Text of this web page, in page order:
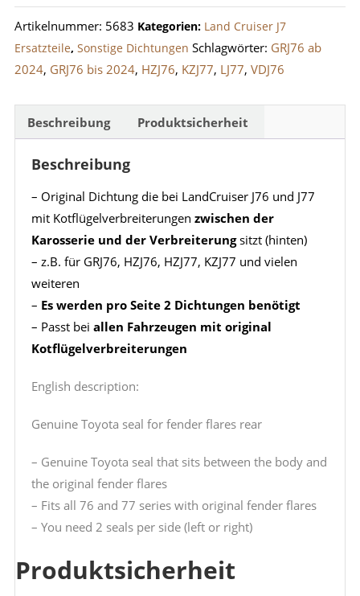
hinten
J76
/
J77
Artikelnummer: 5683 Kategorien: Land Cruiser J7
Ersatzteile, Sonstige Dichtungen Schlagwörter: GRJ76 ab
2024, GRJ76 bis 2024, HZJ76, KZJ77, LJ77, VDJ76
Beschreibung Produktsicherheit
Beschreibung
– Original Dichtung die bei LandCruiser J76 und J77
mit Kotflügelverbreiterungen zwischen der
Karosserie und der Verbreiterungsitzt (hinten)
– z.B. für GRJ76, HZJ76, HZJ77, KZJ77 und vielen
weiteren
– Es werden pro Seite 2 Dichtungen benötigt
– Passt bei allen Fahrzeugen mit original
Kotflügelverbreiterungen
English description:
Genuine Toyota seal for fender flares rear
– Genuine Toyota seal that sits between the body and
the original fender flares
– Fits all 76 and 77 series with original fender flares
– You need 2 seals per side (left or right)
Produktsicherheit